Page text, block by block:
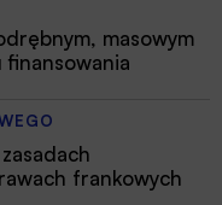
masowym
frankowych